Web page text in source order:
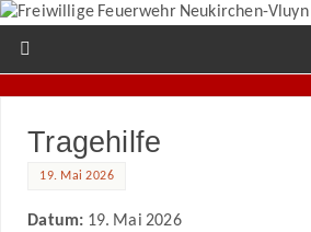
Tragehilfe
19. Mai 2026
Datum: 19. Mai 2026